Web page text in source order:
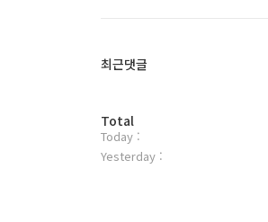
최근댓글
방
문
자
Total
Today :
Yesterday :